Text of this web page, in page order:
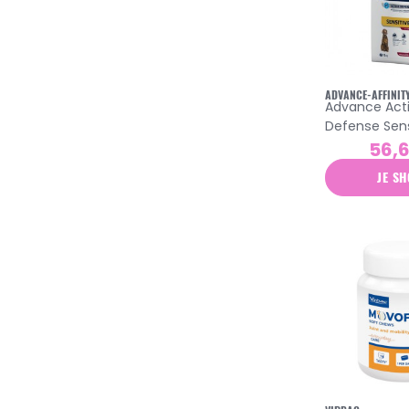
ADVANCE-
Advance
Defense
adulte
agneau 12kg
JE